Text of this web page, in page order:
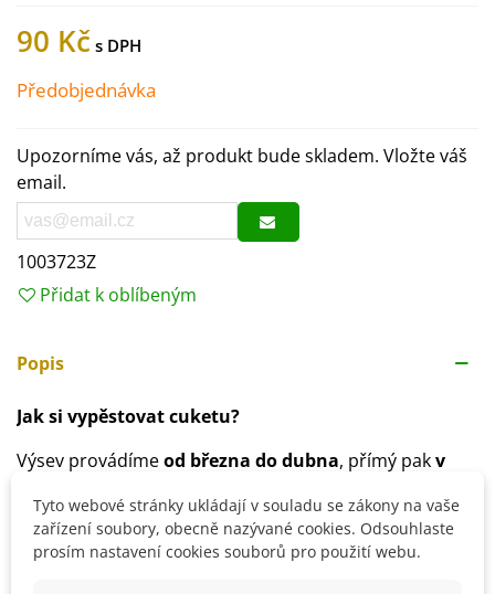
90 Kč
Předobjednávka
Upozorníme vás, až produkt bude skladem. Vložte váš
email.
1003723Z
Přidat k oblíbeným
Popis
Jak si vypěstovat cuketu?
Výsev provádímeod března do dubna, přímý pakv
Doba klíčení je přibližně1–2 týdny, ale může být i delší
v závislosti na podmínkách.
Spon je ideální
Tyto webové stránky ukládají v souladu se zákony na vaše
zařízení soubory, obecně nazývané cookies. Odsouhlaste
prosím nastavení cookies souborů pro použití webu.